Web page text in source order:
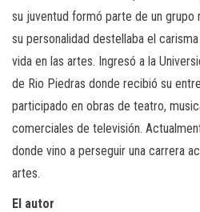
su juventud formó parte de un grupo
su personalidad destellaba el
vida en las artes. Ingresó a la
de Rio Piedras donde recibió su
participado en obras de teatro,
comerciales de televisión.
donde vino a perseguir una carrera
artes.
El autor